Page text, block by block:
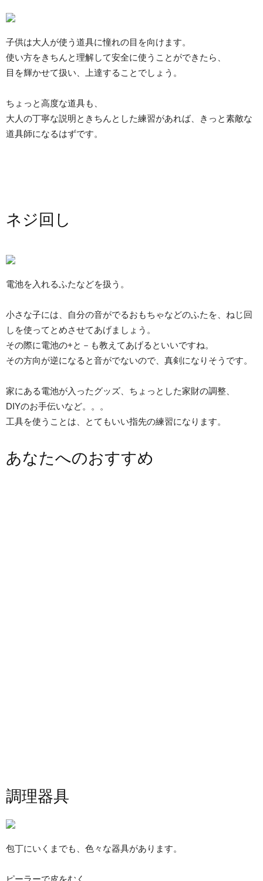
子供は大人が使う道具に憧れの目を向けます。
使い方をきちんと理解して安全に使うことができたら、
目を輝かせて扱い、上達することでしょう。
ちょっと高度な道具も、
大人の丁寧な説明ときちんとした練習があれば、きっと素敵な
道具師になるはずです。
ネジ回し
電池を入れるふたなどを扱う。
小さな子には、自分の音がでるおもちゃなどのふたを、ねじ回
しを使ってとめさせてあげましょう。
その際に電池の+と－も教えてあげるといいですね。
その方向が逆になると音がでないので、真剣になりそうです。
家にある電池が入ったグッズ、ちょっとした家財の調整、
DIYのお手伝いなど。。。
工具を使うことは、とてもいい指先の練習になります。
あなたへのおすすめ
調理器具
包丁にいくまでも、色々な器具があります。
ピーラーで皮をむく。